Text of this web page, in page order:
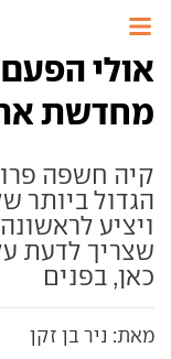
אולי הפעם
מחדשת את
קיה חשפה
הגדול ביותר
ויציע
שצריך לדעת
כאן, בפנים
מאת: ניר בן זקן